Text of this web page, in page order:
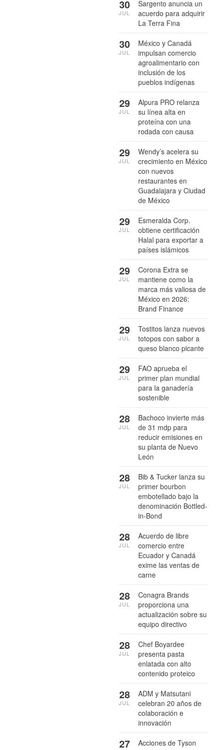
Sargento anuncia un
acuerdo para adquirir
La Terra Fina
30
JUL
México y Canadá
impulsan comercio
agroalimentario con
inclusión de los
pueblos indígenas
30
JUL
Alpura PRO relanza
su línea alta en
proteína con una
rodada con causa
29
JUL
Wendy’s acelera su
crecimiento en México
con nuevos
restaurantes en
Guadalajara y Ciudad
de México
29
JUL
Esmeralda Corp.
obtiene certificación
Halal para exportar a
países islámicos
29
JUL
Corona Extra se
mantiene como la
marca más valiosa de
México en 2026:
Brand Finance
29
JUL
Tostitos lanza nuevos
totopos con sabor a
queso blanco picante
29
JUL
FAO aprueba el
primer plan mundial
para la ganadería
sostenible
29
JUL
Bachoco invierte más
de 31 mdp para
reducir emisiones en
su planta de Nuevo
León
28
JUL
Bib & Tucker lanza su
primer bourbon
embotellado bajo la
denominación Bottled-
in-Bond
28
JUL
Acuerdo de libre
comercio entre
Ecuador y Canadá
exime las ventas de
carne
28
JUL
Conagra Brands
proporciona una
actualización sobre su
equipo directivo
28
JUL
Chef Boyardee
presenta pasta
enlatada con alto
contenido proteico
28
JUL
ADM y Matsutani
celebran 20 años de
colaboración e
innovación
28
JUL
Acciones de Tyson
27